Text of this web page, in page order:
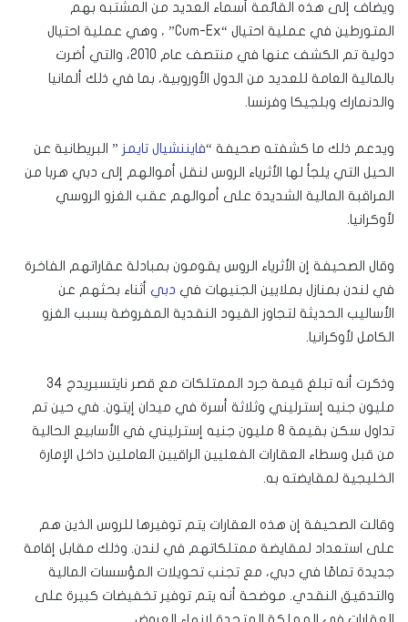
ويضاف إلى هذه القائمة أسماء العديد من المشتبه بهم
المتورطين في عملية احتيال “Cum-Ex” ، وهي عملية احتيال
دولية تم الكشف عنها في منتصف عام 2010، والتي أضرت
بالمالية العامة للعديد من الدول الأوروبية، بما في ذلك ألمانيا
والدنمارك وبلجيكا وفرنسا.
ويدعم ذلك ما كشفته صحيفة “فايننشيال تايمز ” البريطانية عن
الحيل التي يلجأ لها الأثرياء الروس لنقل أموالهم إلى دبي هربا من
المراقبة المالية الشديدة على أموالهم عقب الغزو الروسي
لأوكرانيا.
وقال الصحيفة إن الأثرياء الروس يقومون بمبادلة عقاراتهم الفاخرة
في لندن بمنازل بملايين الجنيهات في دبي أثناء بحثهم عن
الأساليب الحديثة لتجاوز القيود النقدية المفروضة بسبب الغزو
الكامل لأوكرانيا.
وذكرت أنه تبلغ قيمة جرد الممتلكات مع قصر نايتسبريدج 34
مليون جنيه إسترليني وثلاثة أسرة في ميدان إيتون. في حين تم
تداول سكن بقيمة 8 مليون جنيه إسترليني في الأسابيع الحالية
من قبل وسطاء العقارات الفعليين الراقيين العاملين داخل الإمارة
الخليجية لمقايضته به.
وقالت الصحيفة إن هذه العقارات يتم توفيرها للروس الذين هم
على استعداد لمقايضة ممتلكاتهم في لندن. وذلك مقابل إقامة
جديدة تمامًا في دبي، مع تجنب تحويلات المؤسسات المالية
والتدقيق النقدي. موضحة أنه يتم توفير تخفيضات كبيرة على